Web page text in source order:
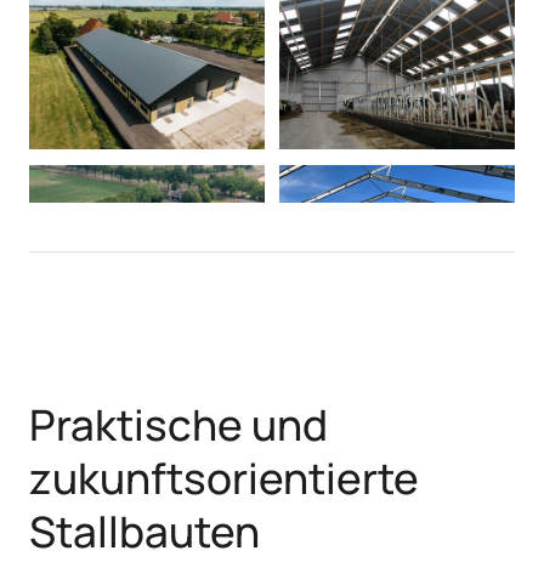
Praktische und
zukunftsorientierte
Stallbauten